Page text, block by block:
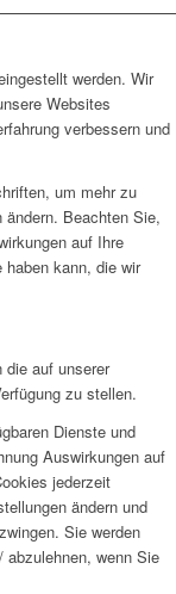
werden. Wir
Websites
verbessern und
um mehr zu
Beachten Sie,
auf Ihre
haben kann, die wir
die auf unserer
zu stellen.
Dienste und
Auswirkungen auf
jederzeit
ändern und
Sie werden
wenn Sie